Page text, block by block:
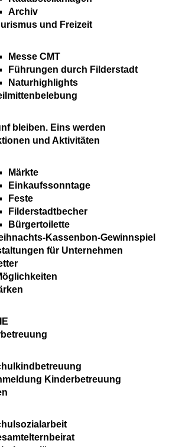
Archiv
und Freizeit
Messe CMT
Führungen durch Filderstadt
Naturhighlights
bleiben. Eins werden
und Aktivitäten
Märkte
Einkaufssonntage
Feste
Filderstadtbecher
Bürgertoilette
Kassenbon-Gewinnspiel
für Unternehmen
Kinderbetreuung